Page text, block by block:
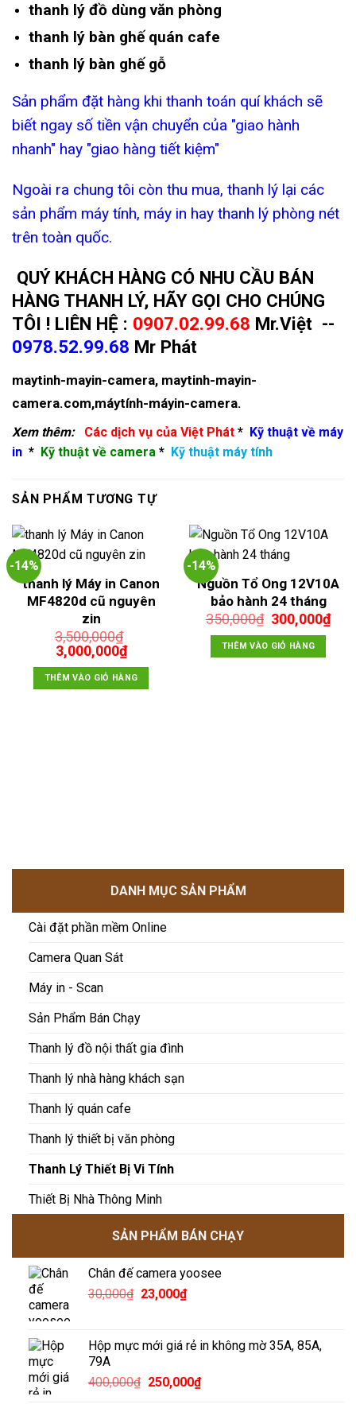
thanh lý đồ dùng văn phòng
thanh lý bàn ghế quán cafe
thanh lý bàn ghế gỗ
Sản phẩm đặt hàng khi thanh toán quí khách sẽ
biết ngay số tiền vận chuyển của "giao hành
nhanh" hay "giao hàng tiết kiệm"
Ngoài ra chung tôi còn thu mua, thanh lý lại các
sản phẩm máy tính, máy in hay thanh lý phòng nét
trên toàn quốc.
QUÝ KHÁCH HÀNG CÓ NHU CẦU BÁN
HÀNG THANH LÝ, HÃY GỌI CHO CHÚNG
TÔI ! LIÊN HỆ : 0907.02.99.68 Mr.Việt --
0978.52.99.68 Mr Phát
maytinh-mayin-camera, maytinh-mayin-
camera.com,máytính-máyin-camera.
Xem thêm: Các dịch vụ của Việt Phát * Kỹ thuật về máy
in * Kỹ thuật về camera * Kỹ thuật máy tính
SẢN PHẨM TƯƠNG TỰ
-14%
thanh lý Máy in Canon
MF4820d cũ nguyên
zin
3,500,000₫
Giá
gốc
là:
3,500,000₫.
3,000,000₫Giá
hiện
tại
là:
THÊM VÀO GIỎ HÀNG
-14%
Nguồn Tổ Ong 12V10A
bảo hành 24 tháng
350,000₫ Giá
gốc
là:
350,000₫.
300,000₫Giá
THÊM VÀO GIỎ HÀNG
DANH MỤC SẢN PHẨM
Cài đặt phần mềm Online
Camera Quan Sát
Máy in - Scan
Sản Phẩm Bán Chạy
Thanh lý đồ nội thất gia đình
Thanh lý nhà hàng khách sạn
Thanh lý quán cafe
Thanh lý thiết bị văn phòng
Thanh Lý Thiết Bị Vi Tính
Thiết Bị Nhà Thông Minh
SẢN PHẨM BÁN CHẠY
Chân đế camera yoosee
30,000₫ Giá
30,000₫.
23,000₫Giá
là:
Hộp mực mới giá rẻ in không mờ 35A, 85A,
79A
400,000₫ Giá
250,000₫Giá